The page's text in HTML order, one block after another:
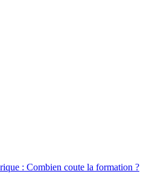
: Combien coute la formation ?